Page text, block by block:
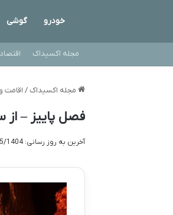
خودرو گوشی
مجله اکسیداک
مجله اکسیداک / اقامت
فصل پاییز – از سپتامبر
آخرین به روز رسانی: 01/05/1404